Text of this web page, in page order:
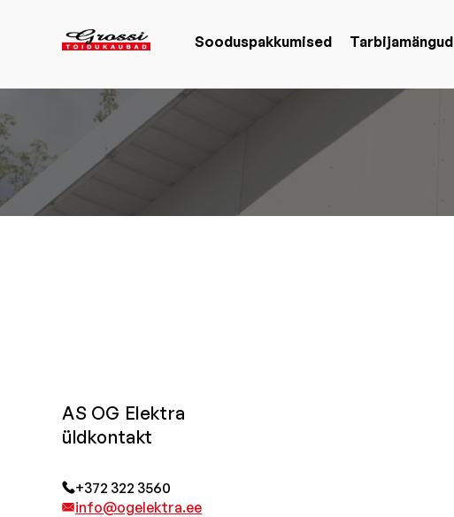
Sooduspakkumised Tarbijamängud
AS OG Elektra
üldkontakt
+372 322 3560
info@ogelektra.ee